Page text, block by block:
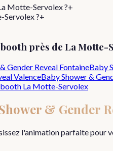
Motte-Servolex ?+
Servolex ?+
près de La Motte-
Gender Reveal FontaineBaby
ValenceBaby Shower &
La Motte-Servolex
& Gender
l'animation parfaite pour